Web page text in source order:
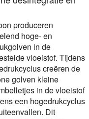
produceren
hoge- en
in de
vloeistof. Tijdens
creëren de
golven kleine
in de vloeistof
een hogedrukcyclus
Dit